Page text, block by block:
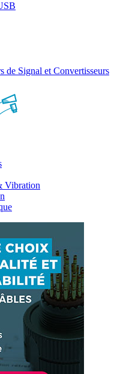
de Signal et Convertisseurs
Vibration